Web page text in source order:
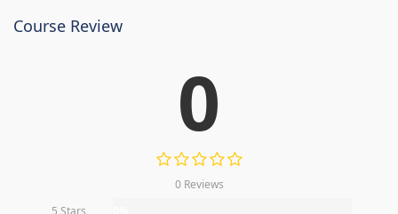
Course Review
0
0 Reviews
5 Stars